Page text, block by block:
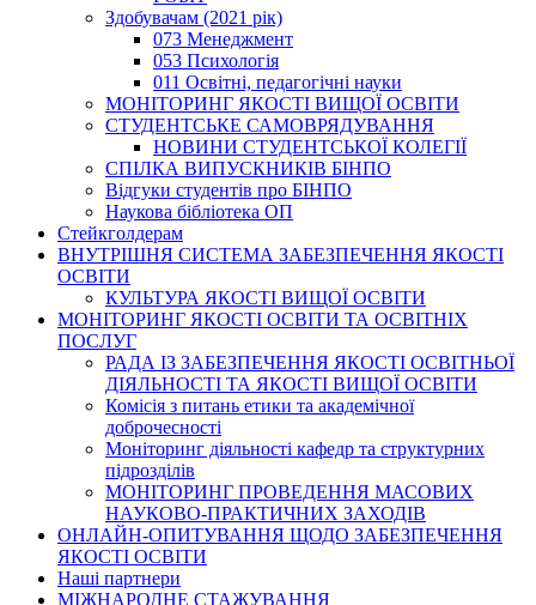
Здобувачам (2021 рік)
073 Менеджмент
053 Психологія
011 Освітні, педагогічні науки
МОНІТОРИНГ ЯКОСТІ ВИЩОЇ ОСВІТИ
СТУДЕНТСЬКЕ САМОВРЯДУВАННЯ
НОВИНИ СТУДЕНТСЬКОЇ КОЛЕГІЇ
СПІЛКА ВИПУСКНИКІВ БІНПО
Відгуки студентів про БІНПО
Наукова бібліотека ОП
Стейкголдерам
ВНУТРІШНЯ СИСТЕМА ЗАБЕЗПЕЧЕННЯ ЯКОСТІ
ОСВІТИ
КУЛЬТУРА ЯКОСТІ ВИЩОЇ ОСВІТИ
МОНІТОРИНГ ЯКОСТІ ОСВІТИ ТА ОСВІТНІХ
ПОСЛУГ
РАДА ІЗ ЗАБЕЗПЕЧЕННЯ ЯКОСТІ ОСВІТНЬОЇ
ДІЯЛЬНОСТІ ТА ЯКОСТІ ВИЩОЇ ОСВІТИ
Комісія з питань етики та академічної
доброчесності
Моніторинг діяльності кафедр та структурних
підрозділів
МОНІТОРИНГ ПРОВЕДЕННЯ МАСОВИХ
НАУКОВО-ПРАКТИЧНИХ ЗАХОДІВ
ОНЛАЙН-ОПИТУВАННЯ ЩОДО ЗАБЕЗПЕЧЕННЯ
ЯКОСТІ ОСВІТИ
Наші партнери
МІЖНАРОДНЕ СТАЖУВАННЯ